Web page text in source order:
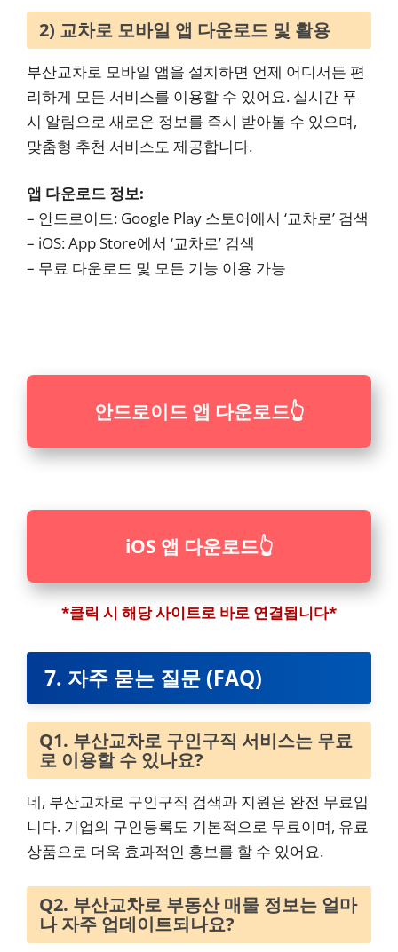
2) 교차로 모바일 앱 다운로드 및 활용
부산교차로 모바일 앱을 설치하면 언제 어디서든 편
리하게 모든 서비스를 이용할 수 있어요. 실시간 푸
시 알림으로 새로운 정보를 즉시 받아볼 수 있으며,
맞춤형 추천 서비스도 제공합니다.
앱 다운로드 정보:
– 안드로이드: Google Play 스토어에서 ‘교차로’ 검색
– iOS: App Store에서 ‘교차로’ 검색
– 무료 다운로드 및 모든 기능 이용 가능
안드로이드 앱 다운로드👆
iOS 앱 다운로드👆
*클릭 시 해당 사이트로 바로 연결됩니다*
7. 자주 묻는 질문 (FAQ)
Q1. 부산교차로 구인구직 서비스는 무료
로 이용할 수 있나요?
네, 부산교차로 구인구직 검색과 지원은 완전 무료입
니다. 기업의 구인등록도 기본적으로 무료이며, 유료
상품으로 더욱 효과적인 홍보를 할 수 있어요.
Q2. 부산교차로 부동산 매물 정보는 얼마
나 자주 업데이트되나요?